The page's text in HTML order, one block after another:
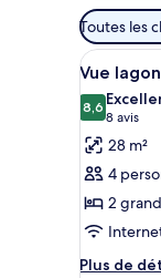
Filtres
pour
les
chambres
Toutes les
Afficher
toutes
les
photos
pour
ce
type
de
3
Vue
8,68,6 sur 10
8 avis
(8 avis)
28 m²
4
2
Plus de
Plus